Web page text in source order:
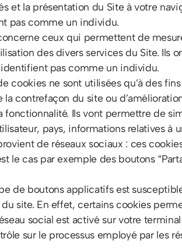
et la présentation du Site à votre
pas comme un individu.
ceux qui permettent de
des divers services du Site.
pas comme un individu.
cookies ne sont utilisées qu’à des
contrefaçon du site ou
Ils vont permettre de
pays, informations relatives à
de réseaux sociaux : ces
le cas par exemple des boutons
de boutons applicatifs est
site. En effet, certains cookies
social est activé sur votre
sur le processus employé par les